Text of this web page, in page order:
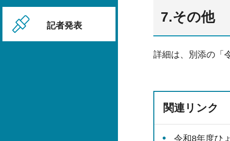
記者発表
7.その他
詳細は、別添の「
関連リンク
令和8年度ひ